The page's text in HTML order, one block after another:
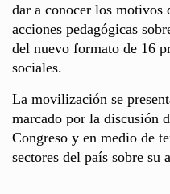
dar a conocer los motivos
acciones pedagógicas
del nuevo formato de 16
sociales.
La movilización se
marcado por la discusión
Congreso y en medio de
sectores del país sobre su